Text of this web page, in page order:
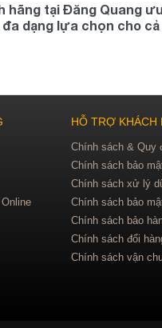
hãng tại Đăng Quang ưu
dạng lựa chọn cho cả
HỖ TRỢ KHÁCH
Chính sách & Quy
Chính sách bảo
Chính sách xử lý
Chính sách bảo
Chính sách bảo
Chính sách đổi
Chính sách vận